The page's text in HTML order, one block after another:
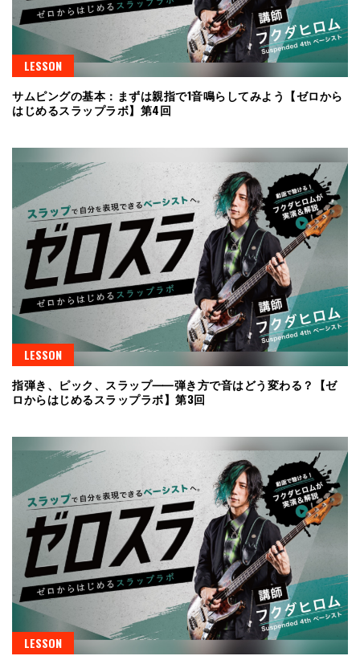
LESSON
サムピングの基本：まずは親指で1音鳴らしてみよう【ゼロから
はじめるスラップラボ】第4回
LESSON
指弾き、ピック、スラップ⸺弾き方で音はどう変わる？【ゼ
ロからはじめるスラップラボ】第3回
LESSON